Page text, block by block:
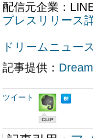
配信元企業：
プレスリリース
ドリームニュー
記事提供：
ツイート